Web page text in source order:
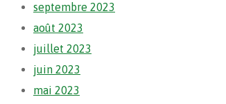
septembre 2023
août 2023
juillet 2023
juin 2023
mai 2023